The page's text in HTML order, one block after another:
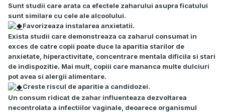
Sunt studii care arata ca efectele zaharului asupra ficatului
sunt similare cu cele ale alcoolului.
Favorizeaza instalarea anxietatii.
Exista studii care demonstreaza ca zaharul consumat in
exces de catre copii poate duce la aparitia starilor de
anxietate, hiperactivitate, concentrare mentala dificila si stari
de indispozitie. Mai mult, copiii care mananca multe dulciuri
pot avea si alergii alimentare.
Creste riscul de aparitie a candidozei.
Un consum ridicat de zahar influenteaza dezvoltarea
necontrolata a infectiilor vaginale, deoarece organismul